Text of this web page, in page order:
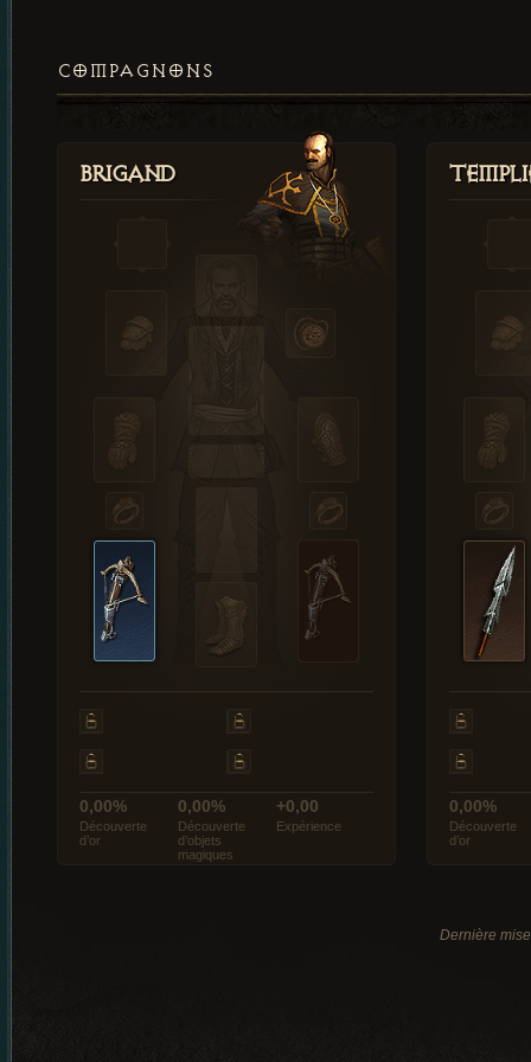
COMPAGNONS
Brigand
0,00%
Découverte
d’or
0,00%
Découverte
d’objets
magiques
+0,00
Expérience
0,00%
Découverte
d’or
Dernière